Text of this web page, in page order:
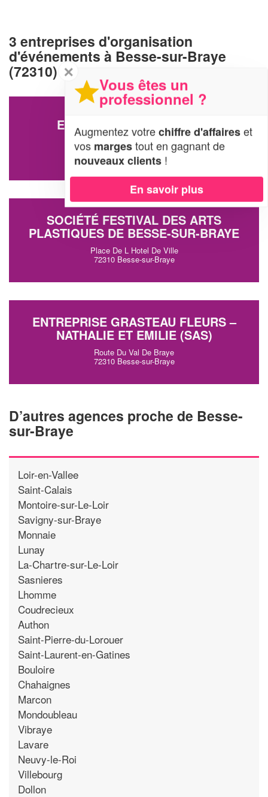
3 entreprises d'organisation
d'événements à Besse-sur-Braye
(72310)
ENTREPRISE ECNC (SARL)
3 Rue Jean Jaures
72310 Besse-sur-Braye
SOCIÉTÉ FESTIVAL DES ARTS
PLASTIQUES DE BESSE-SUR-BRAYE
Place De L Hotel De Ville
72310 Besse-sur-Braye
ENTREPRISE GRASTEAU FLEURS –
NATHALIE ET EMILIE (SAS)
Route Du Val De Braye
72310 Besse-sur-Braye
D’autres agences proche de Besse-
sur-Braye
Loir-en-Vallee
Saint-Calais
Montoire-sur-Le-Loir
Savigny-sur-Braye
Monnaie
Lunay
La-Chartre-sur-Le-Loir
Sasnieres
Lhomme
Coudrecieux
Authon
Saint-Pierre-du-Lorouer
Saint-Laurent-en-Gatines
Bouloire
Chahaignes
Marcon
Mondoubleau
Vibraye
Lavare
Neuvy-le-Roi
Villebourg
Dollon
✕
Vous êtes un
professionnel ?
Augmentez votrechiffre d'affaireset
vos margestout en gagnant de
nouveaux clients !
En savoir plus